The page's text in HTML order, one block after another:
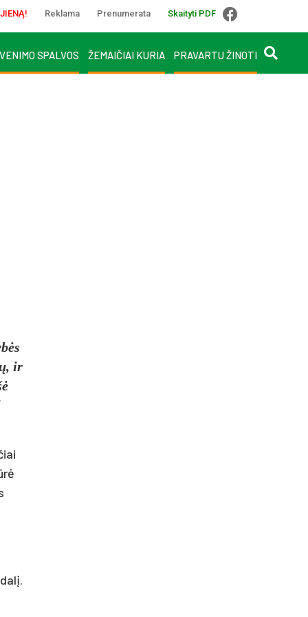
Reklama Prenumerata Skaityti PDF
SPALVOS ŽEMAIČIAI KURIA PRAVARTU ŽINOTI
ir